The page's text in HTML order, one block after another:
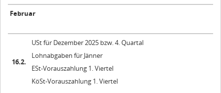
Februar
16.2.
USt für Dezember 2025 bzw. 4. Quartal
Lohnabgaben für Jänner
ESt-Vorauszahlung 1. Viertel
KöSt-Vorauszahlung 1. Viertel